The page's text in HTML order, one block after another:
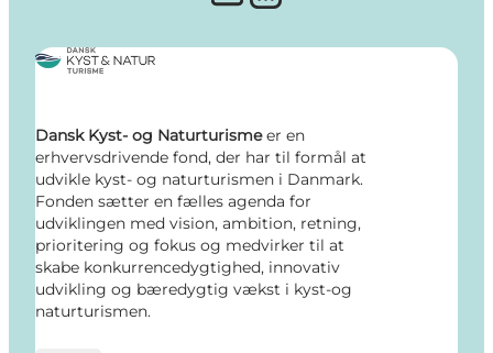
Dansk Kyst- og Naturturismeer en
erhvervsdrivende fond, der har til formål at
udvikle kyst- og naturturismen i Danmark.
Fonden sætter en fælles agenda for
udviklingen med vision, ambition, retning,
prioritering og fokus og medvirker til at
skabe konkurrencedygtighed, innovativ
udvikling og bæredygtig vækst i kyst-og
naturturismen.